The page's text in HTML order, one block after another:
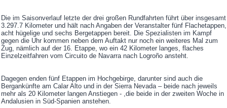
Die im Saisonverlauf letzte der drei großen Rundfahrten führt über insgesamt
3.297.7 Kilometer und hält nach Angaben der Veranstalter fünf Flachetappen,
acht hügelige und sechs Bergetappen bereit. Die Spezialisten im Kampf
gegen die Uhr kommen neben dem Auftakt nur noch ein weiteres Mal zum
Zug, nämlich auf der 16. Etappe, wo ein 42 Kilometer langes, flaches
Einzelzeitfahren vom Circuito de Navarra nach Logroño ansteht.
Dagegen enden fünf Etappen im Hochgebirge, darunter sind auch die
Bergankünfte am Calar Alto und in der Sierra Nevada – beide nach jeweils
mehr als 20 Kilometer langen Anstiegen - ,die beide in der zweiten Woche in
Andalusien in Süd-Spanien anstehen.